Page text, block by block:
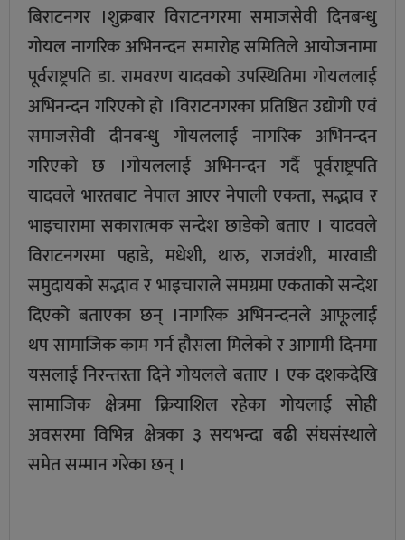
बिराटनगर ।शुक्रबार विराटनगरमा समाजसेवी दिनबन्धु
गोयल नागरिक अभिनन्दन समारोह समितिले आयोजनामा
पूर्वराष्ट्रपति डा. रामवरण यादवको उपस्थितिमा गोयललाई
अभिनन्दन गरिएको हो ।विराटनगरका प्रतिष्ठित उद्योगी एवं
समाजसेवी दीनबन्धु गोयललाई नागरिक अभिनन्दन
गरिएको छ ।गोयललाई अभिनन्दन गर्दै पूर्वराष्ट्रपति
यादवले भारतबाट नेपाल आएर नेपाली एकता, सद्भाव र
भाइचारामा सकारात्मक सन्देश छाडेको बताए । यादवले
विराटनगरमा पहाडे, मधेशी, थारु, राजवंशी, मारवाडी
समुदायको सद्भाव र भाइचाराले समग्रमा एकताको सन्देश
दिएको बताएका छन् ।नागरिक अभिनन्दनले आफूलाई
थप सामाजिक काम गर्न हौसला मिलेको र आगामी दिनमा
यसलाई निरन्तरता दिने गोयलले बताए । एक दशकदेखि
सामाजिक क्षेत्रमा क्रियाशिल रहेका गोयलाई सोही
अवसरमा विभिन्न क्षेत्रका ३ सयभन्दा बढी संघसंस्थाले
समेत सम्मान गरेका छन् ।